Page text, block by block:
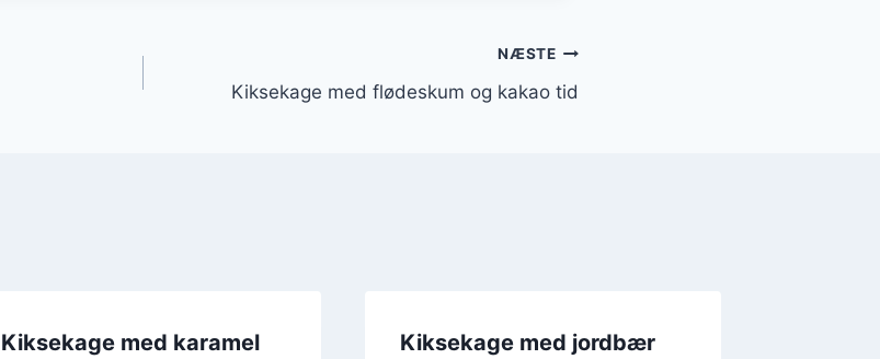
NÆSTE
Kiksekage med flødeskum og kakao tid
Kiksekage med karamel
Kiksekage med jordbær